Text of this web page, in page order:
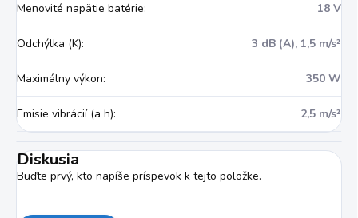
Menovité napätie batérie: 18 V
Odchýlka (K): 3 dB (A), 1,5 m/s²
Maximálny výkon: 350 W
Emisie vibrácií (a h): 2,5 m/s²
Diskusia
Buďte prvý, kto napíše príspevok k tejto položke.